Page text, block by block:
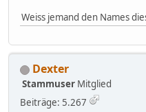
Weiss jemand den Names
Dexter
Stammuser Mitglied
Beiträge: 5.267